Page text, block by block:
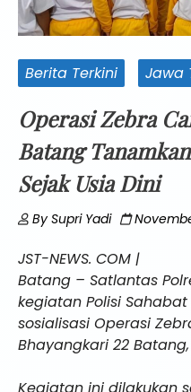
Berita Terkini Jawa
Operasi Zebra
Batang
Sejak Usia Dini
BySupri Yadi
JST-NEWS. COM |
Batang – Satlantas
kegiatan Polisi Sahabat
sosialisasi Operasi
Bhayangkari 22 Batang,